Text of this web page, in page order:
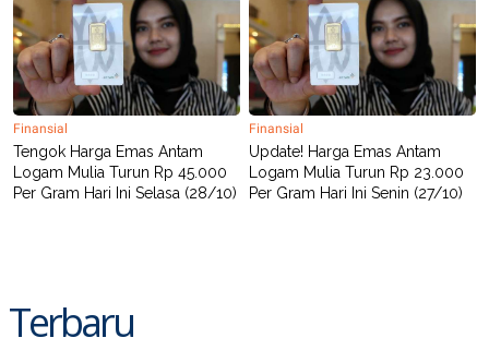
Finansial
Tengok Harga Emas Antam
Logam Mulia Turun Rp 45.000
Per Gram Hari Ini Selasa (28/10)
Finansial
Update! Harga Emas Antam
Logam Mulia Turun Rp 23.000
Per Gram Hari Ini Senin (27/10)
Terbaru